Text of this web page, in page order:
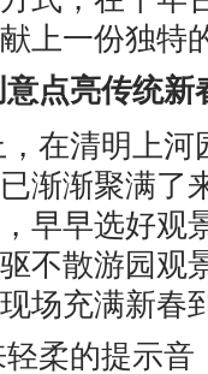
上一份独特
意点亮传统新
在清明上河
渐渐聚满了
早早选好观
不散游园观
场充满新春
柔的提示音